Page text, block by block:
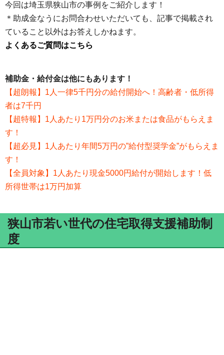
今回は埼玉県狭山市の事例をご紹介します！
＊助成金なうにお問合わせいただいても、記事で掲載され
ていること以外はお答えしかねます。
よくあるご質問はこちら
補助金・給付金は他にもあります！
【超朗報】1人一律5千円分の給付開始へ！高齢者・低所得
者は7千円
【超特報】1人あたり1万円分のお米または食品がもらえま
す！
【超必見】1人あたり年間5万円の”給付型奨学金”がもらえま
す！
【全員対象】1人あたり現金5000円給付が開始します！低
所得世帯は1万円加算
狭山市若い世代の住宅取得支援補助制
度